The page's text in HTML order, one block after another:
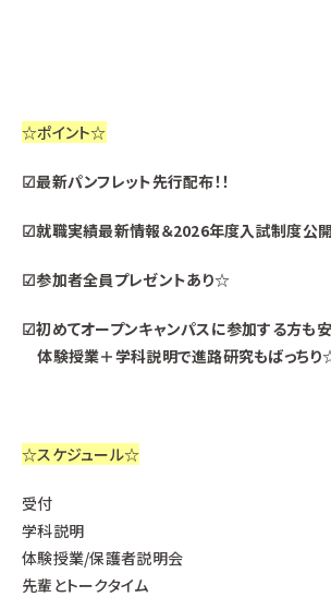
☆ポイント☆
☑最新パンフレット先行配布！！
☑就職実績最新情報＆2026年度入試制度公開
☑参加者全員プレゼントあり☆
☑初めてオープンキャンパスに参加する方も
体験授業＋学科説明で進路研究もばっち
☆スケジュール☆
受付
学科説明
体験授業/保護者説明会
先輩とトークタイム